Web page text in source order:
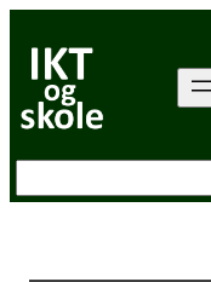
innhold